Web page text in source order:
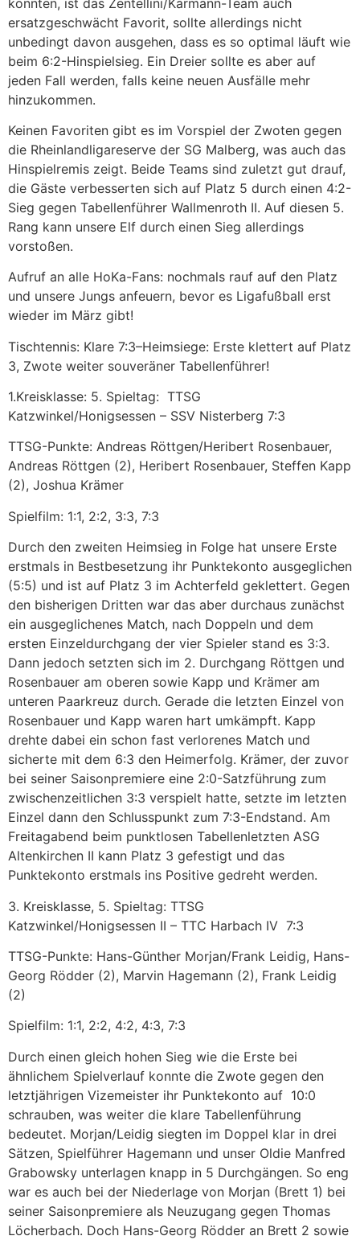
ersatzgeschwächt Favorit, sollte allerdings nicht
unbedingt davon ausgehen, dass es so optimal läuft wie
beim 6:2-Hinspielsieg. Ein Dreier sollte es aber auf
jeden Fall werden, falls keine neuen Ausfälle mehr
hinzukommen.
Keinen Favoriten gibt es im Vorspiel der Zwoten gegen
die Rheinlandligareserve der SG Malberg, was auch das
Hinspielremis zeigt. Beide Teams sind zuletzt gut drauf,
die Gäste verbesserten sich auf Platz 5 durch einen 4:2-
Sieg gegen Tabellenführer Wallmenroth II. Auf diesen 5.
Rang kann unsere Elf durch einen Sieg allerdings
vorstoßen.
Aufruf an alle HoKa-Fans: nochmals rauf auf den Platz
und unsere Jungs anfeuern, bevor es Ligafußball erst
wieder im März gibt!
Tischtennis: Klare 7:3–Heimsiege: Erste klettert auf Platz
3, Zwote weiter souveräner Tabellenführer!
1.Kreisklasse: 5. Spieltag: TTSG
Katzwinkel/Honigsessen – SSV Nisterberg 7:3
TTSG-Punkte: Andreas Röttgen/Heribert Rosenbauer,
Andreas Röttgen (2), Heribert Rosenbauer, Steffen Kapp
(2), Joshua Krämer
Spielfilm: 1:1, 2:2, 3:3, 7:3
Durch den zweiten Heimsieg in Folge hat unsere Erste
erstmals in Bestbesetzung ihr Punktekonto ausgeglichen
(5:5) und ist auf Platz 3 im Achterfeld geklettert. Gegen
den bisherigen Dritten war das aber durchaus zunächst
ein ausgeglichenes Match, nach Doppeln und dem
ersten Einzeldurchgang der vier Spieler stand es 3:3.
Dann jedoch setzten sich im 2. Durchgang Röttgen und
Rosenbauer am oberen sowie Kapp und Krämer am
unteren Paarkreuz durch. Gerade die letzten Einzel von
Rosenbauer und Kapp waren hart umkämpft. Kapp
drehte dabei ein schon fast verlorenes Match und
sicherte mit dem 6:3 den Heimerfolg. Krämer, der zuvor
bei seiner Saisonpremiere eine 2:0-Satzführung zum
zwischenzeitlichen 3:3 verspielt hatte, setzte im letzten
Einzel dann den Schlusspunkt zum 7:3-Endstand. Am
Freitagabend beim punktlosen Tabellenletzten ASG
Altenkirchen II kann Platz 3 gefestigt und das
Punktekonto erstmals ins Positive gedreht werden.
3. Kreisklasse, 5. Spieltag: TTSG
Katzwinkel/Honigsessen II – TTC Harbach IV 7:3
TTSG-Punkte: Hans-Günther Morjan/Frank Leidig, Hans-
Georg Rödder (2), Marvin Hagemann (2), Frank Leidig
(2)
Spielfilm: 1:1, 2:2, 4:2, 4:3, 7:3
Durch einen gleich hohen Sieg wie die Erste bei
ähnlichem Spielverlauf konnte die Zwote gegen den
letztjährigen Vizemeister ihr Punktekonto auf 10:0
schrauben, was weiter die klare Tabellenführung
bedeutet. Morjan/Leidig siegten im Doppel klar in drei
Sätzen, Spielführer Hagemann und unser Oldie Manfred
Grabowsky unterlagen knapp in 5 Durchgängen. So eng
war es auch bei der Niederlage von Morjan (Brett 1) bei
seiner Saisonpremiere als Neuzugang gegen Thomas
Löcherbach. Doch Hans-Georg Rödder an Brett 2 sowie